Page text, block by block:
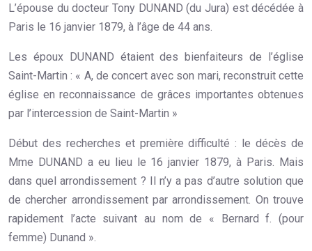
L’épouse du docteur Tony DUNAND (du Jura) est décédée à
Paris le 16 janvier 1879, à l’âge de 44 ans.
Les époux DUNAND étaient des bienfaiteurs de l’église
Saint-Martin : « A, de concert avec son mari, reconstruit cette
église en reconnaissance de grâces importantes obtenues
par l’intercession de Saint-Martin »
Début des recherches et première difficulté : le décès de
Mme DUNAND a eu lieu le 16 janvier 1879, à Paris. Mais
dans quel arrondissement ? Il n’y a pas d’autre solution que
de chercher arrondissement par arrondissement. On trouve
rapidement l’acte suivant au nom de « Bernard f. (pour
femme) Dunand ».